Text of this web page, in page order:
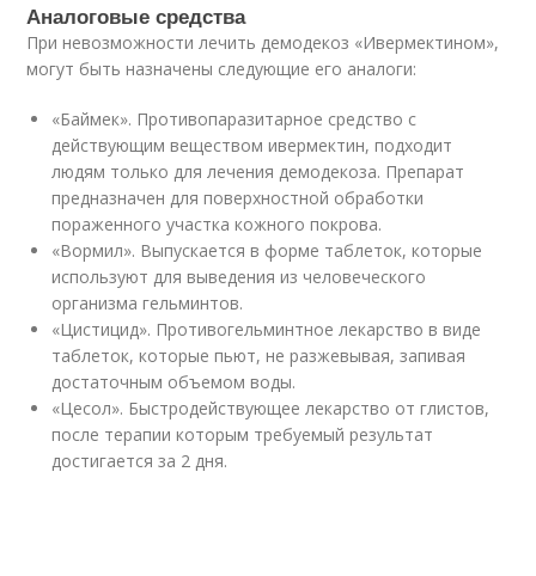
Аналоговые средства
При невозможности лечить демодекоз «Ивермектином»,
могут быть назначены следующие его аналоги:
«Баймек». Противопаразитарное средство с
действующим веществом ивермектин, подходит
людям только для лечения демодекоза. Препарат
предназначен для поверхностной обработки
пораженного участка кожного покрова.
«Вормил». Выпускается в форме таблеток, которые
используют для выведения из человеческого
организма гельминтов.
«Цистицид». Противогельминтное лекарство в виде
таблеток, которые пьют, не разжевывая, запивая
достаточным объемом воды.
«Цесол». Быстродействующее лекарство от глистов,
после терапии которым требуемый результат
достигается за 2 дня.